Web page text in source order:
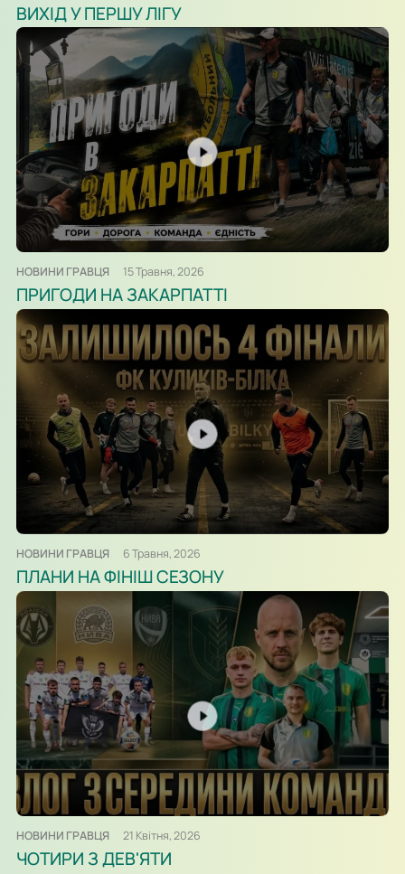
ВИХІД У ПЕРШУ ЛІГУ
НОВИНИ ГРАВЦЯ 15 Травня, 2026
ПРИГОДИ НА ЗАКАРПАТТІ
НОВИНИ ГРАВЦЯ 6 Травня, 2026
ПЛАНИ НА ФІНІШ СЕЗОНУ
НОВИНИ ГРАВЦЯ 21 Квітня, 2026
ЧОТИРИ З ДЕВ'ЯТИ